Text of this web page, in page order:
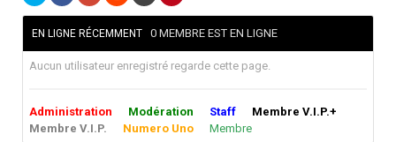
EN LIGNE RÉCEMMENT 0 MEMBRE EST EN LIGNE
Aucun utilisateur enregistré regarde cette page.
Administration Modération Staff
Membre V.I.P.+
Membre V.I.P.
Numero Uno Membre